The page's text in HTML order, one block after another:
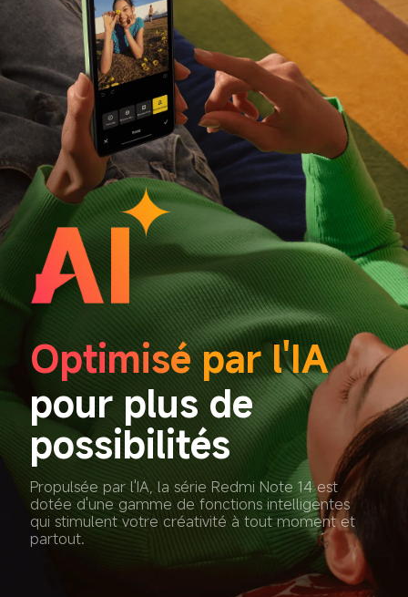
Optimisé par l'IA
pour plus de
possibilités
Propulsée par l'IA, la série Redmi Note 14 est
dotée d'une gamme de fonctions intelligentes
qui stimulent votre créativité à tout moment et
partout.